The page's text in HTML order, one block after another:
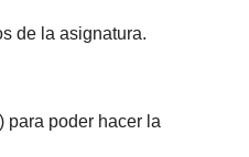
de la asignatura.
para poder hacer la